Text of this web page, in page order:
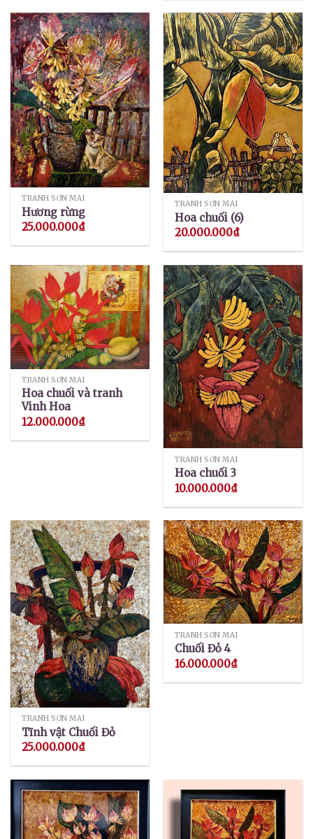
TRANH SƠN MÀI
Hương rừng
25.000.000₫
TRANH SƠN MÀI
Hoa chuối (6)
20.000.000₫
TRANH SƠN MÀI
Hoa chuối và tranh
Vinh Hoa
12.000.000₫
TRANH SƠN MÀI
Hoa chuối 3
10.000.000₫
TRANH SƠN MÀI
Tĩnh vật Chuối Đỏ
25.000.000₫
TRANH SƠN MÀI
Chuối Đỏ 4
16.000.000₫